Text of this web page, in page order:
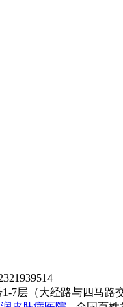
7层（大经路与四马路